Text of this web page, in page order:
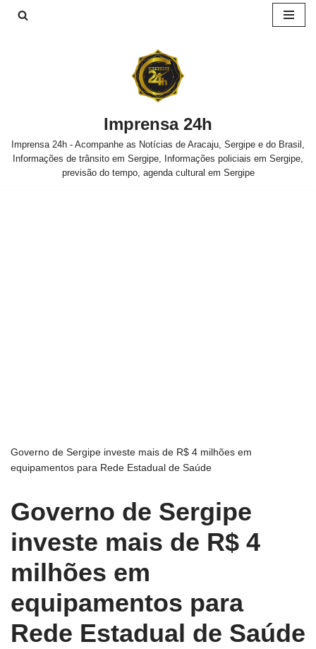
Imprensa 24h
Imprensa 24h - Acompanhe as Notícias de Aracaju, Sergipe e do Brasil,
Informações de trânsito em Sergipe, Informações policiais em Sergipe,
previsão do tempo, agenda cultural em Sergipe
Governo de Sergipe investe mais de R$ 4 milhões em
equipamentos para Rede Estadual de Saúde
Governo de Sergipe
investe mais de R$ 4
milhões em
equipamentos para
Rede Estadual de Saúde